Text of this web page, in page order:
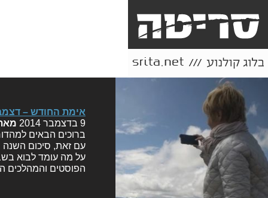
אימת החודש – דצמבר 2014:
9 בדצמבר 2014
ברוכים הבאים
עם זאת, סיכום השנה
על מה עומד לבוא
הפוסטים והמהלכים